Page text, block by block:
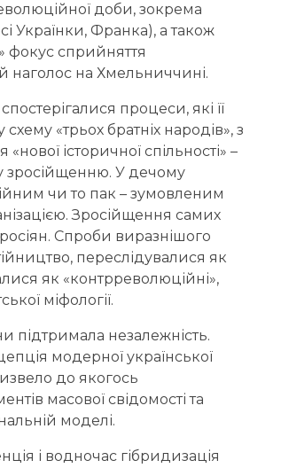
доби, зокрема
Українки, Франка), а також
фокус сприйняття
наголос на Хмельниччині.
процеси, які її
«трьох братніх народів», з
історичної спільності» –
зросійщенню. У дечому
чи то пак – зумовленим
Зросійщення самих
Спроби виразнішого
переслідувалися як
як «контрреволюційні»,
міфології.
підтримала незалежність.
модерної української
до якогось
масової свідомості та
моделі.
і водночас гібридизація